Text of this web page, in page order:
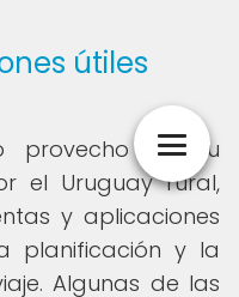
útiles
provecho de tu
el Uruguay rural,
y aplicaciones
planificación y la
Algunas de las